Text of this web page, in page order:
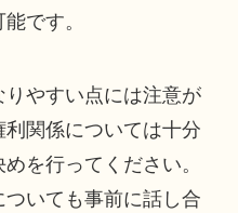
です。
やすい点には注意が
関係については十分
を行ってください。
いても事前に話し合